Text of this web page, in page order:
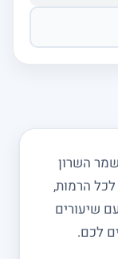
השרון
הרמות,
שיעורים
לכם.